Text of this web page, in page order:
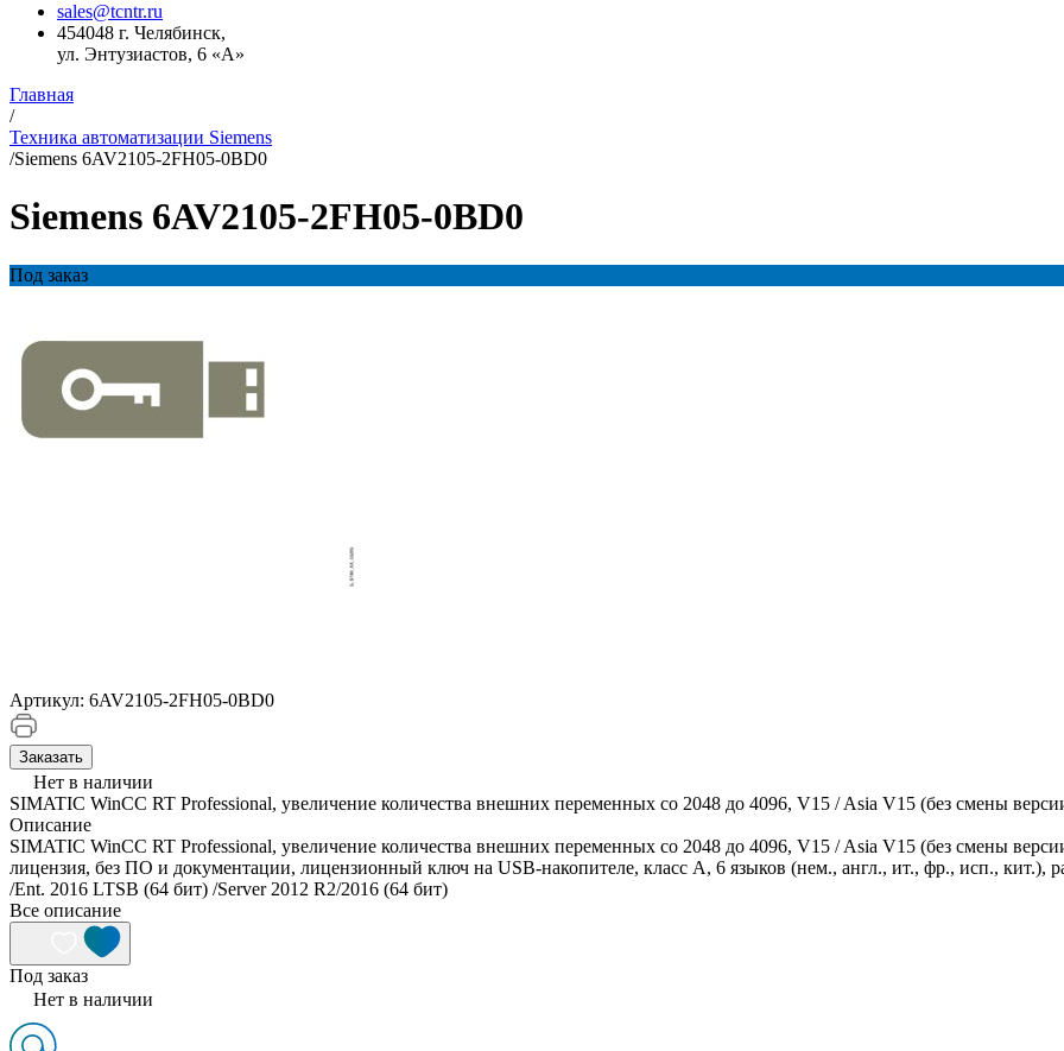
sales@tcntr.ru
454048 г. Челябинск,
ул. Энтузиастов, 6 «А»
Главная
/
Техника автоматизации Siemens
/Siemens 6AV2105-2FH05-0BD0
Siemens 6AV2105-2FH05-0BD0
Под заказ
Артикул: 6AV2105-2FH05-0BD0
Заказать
Нет в наличии
SIMATIC WinCC RT Professional, увеличение количества внешних переменных со 2048 до 4096, V15 / Asia V15 (без смены
Описание
SIMATIC WinCC RT Professional, увеличение количества внешних переменных со 2048 до 4096, V15 / Asia V15 (без смены
лицензия, без ПО и документации, лицензионный ключ на USB-накопителе, класс A, 6 языков (нем., англ., ит., фр., исп., кит.),
/Ent. 2016 LTSB (64 бит) /Server 2012 R2/2016 (64 бит)
Все описание
Под заказ
Нет в наличии